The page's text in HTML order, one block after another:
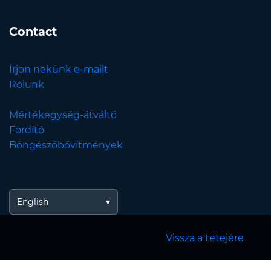
Contact
Írjon nekünk e-mailt
Rólunk
Mértékegység-átváltó
Fordító
Böngészőbővítmények
English
Vissza a tetejére